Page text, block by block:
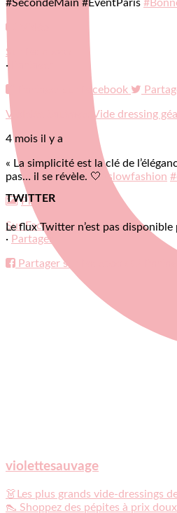
violettesauvage
👗Les plus grands vide-dressings
👠 Shoppez des pépites à prix
#SecondeMain #EventParis
Sur Facebook
·
Partager sur Facebook
Violette Sauvage: Vide dressing
4 mois il y a
« La simplicité est la clé de
pas… il se révèle. 🤍
#slowfashion
Photo
Sur Facebook
· Partager
Partager sur Facebook
TWITTER
Le flux Twitter n’est pas